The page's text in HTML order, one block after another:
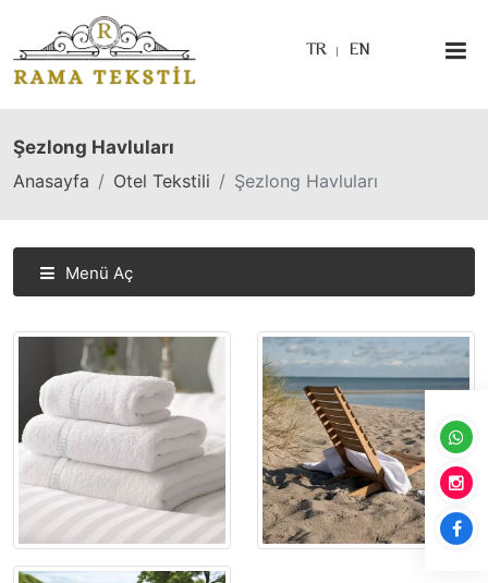
TR EN
Şezlong Havluları
Anasayfa
Otel Tekstili Şezlong Havluları
Menü Aç